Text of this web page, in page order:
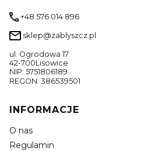
+48 576 014 896
sklep@zablyszcz.pl
ul. Ogrodowa 17
42-700Lisowice
NIP: 5751806189
REGON: 386539501
Linki w stopce
INFORMACJE
O nas
Regulamin